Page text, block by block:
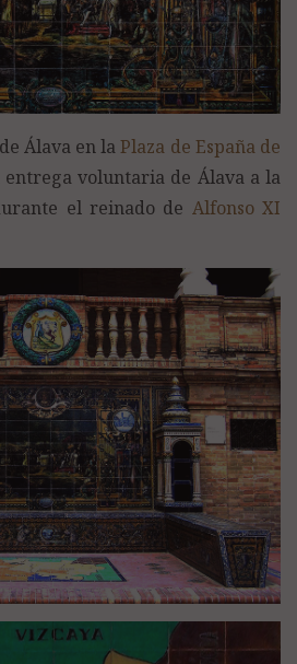
de Álava en laPlaza de España de
voluntaria de Álava a la
el reinado de Alfonso XI